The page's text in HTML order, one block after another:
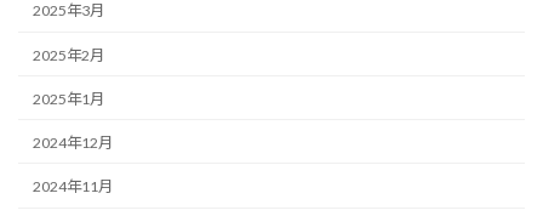
2025年3月
2025年2月
2025年1月
2024年12月
2024年11月